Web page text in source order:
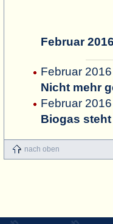
Februar
Februar
Nicht mehr
Februar
Biogas
nach oben